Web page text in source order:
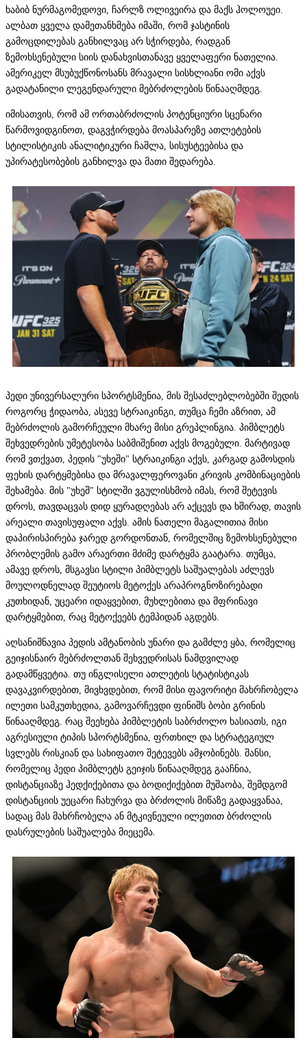
ხაბიბ ნურმაგომედოვი, ჩარლზ ოლივეირა და მაქს ჰოლოუეი.
ალბათ ყველა დამეთანხმება იმაში, რომ ჯასტინის
გამოცდილებას განხილვაც არ სჭირდება, რადგან
ზემოხსენებული სიის დანახვისთანავე ყველაფერი ნათელია.
ამერიკელ მსუბუქწონოსანს მრავალი სისხლიანი ომი აქვს
გადატანილი ლეგენდარული მებრძოლების წინააღმდეგ.
იმისათვის, რომ ამ ორთაბრძოლის პოტენციური სცენარი
წარმოვიდგინოთ, დაგვჭირდება მოასპარეზე ათლეტების
სტილისტიკის ანალიტიკური ჩაშლა, სისუსტეებისა და
უპირატესობების განხილვა და მათი შედარება.
პედი უნივერსალური სპორტსმენია, მის შესაძლებლობებში შედის
როგორც ჭიდაობა, ასევე სტრაიკინგი, თუმცა ჩემი აზრით, ამ
მებრძოლის გამორჩეული მხარე მისი გრეპლინგია. პიმბლეტს
შეხვედრების უმეტესობა საბმიშენით აქვს მოგებული. მარტივად
რომ ვთქვათ, პედის "უხეში" სტრაიკინგი აქვს, კარგად გამოსდის
ფეხის დარტყმებისა და მრავალფეროვანი კრივის კომბინაციების
შეხამება. მის "უხეშ" სტილში ვგულისხმობ იმას, რომ შეტევის
დროს, თავდაცვას დიდ ყურადღებას არ აქცევს და ხშირად, თავის
არეალი თავისუფალი აქვს. ამის ნათელი მაგალითია მისი
დაპირისპირება ჯარედ გორდონთან, რომელშიც ზემოხსენებული
პრობლემის გამო არაერთი მძიმე დარტყმა გაატარა. თუმცა,
ამავე დროს, მსგავსი სტილი პიმბლეტს საშუალებას აძლევს
მოულოდნელად შეუტიოს მეტოქეს არაპროგნოზირებადი
კუთხიდან, უცეარი იდაყვებით, მუხლებითა და მფრინავი
დარტყმებით, რაც მეტოქეებს ტემპიდან აგდებს.
აღსანიშნავია პედის ამტანობის უნარი და გამძლე ყბა, რომელიც
გეიჯისნაირ მებრძოლთან შეხვედრისას ნამდვილად
გადამწყვეტია. თუ ინგლისელი ათლეტის სტატისტიკას
დავაკვირდებით, მივხვდებით, რომ მისი ფავორიტი მახრჩობელა
ილეთი სამკუთხედია, გამოვარჩევდი ფინიშს ბობი გრინის
წინააღმდეგ. რაც შეეხება პიმბლეტის საბრძოლო ხასიათს, იგი
აგრესიული ტიპის სპორტსმენია, ფრთხილ და სტრატეგიულ
სვლებს რისკიან და სახიფათო შეტევებს ამჯობინებს. შანსი,
რომელიც პედი პიმბლეტს გეიჯის წინააღმდეგ გააჩნია,
დისტანციაზე ჰედქიქებითა და ბოდიქიქებით მუშაობა, შემდგომ
დისტანციის უეცარი ჩახურვა და ბრძოლის მიწაზე გადაყვანაა,
სადაც მას მახრჩობელა ან მტკივნეული ილეთით ბრძოლის
დასრულების საშუალება მიეცემა.